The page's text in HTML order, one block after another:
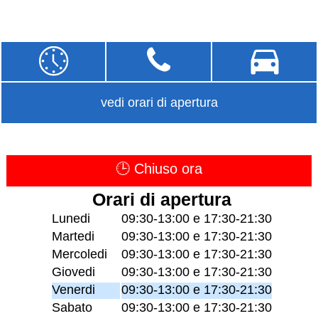
vedi orari di apertura
🕒 Chiuso ora
Orari di apertura
Lunedi
09:30-13:00 e 17:30-21:30
Martedi
09:30-13:00 e 17:30-21:30
Mercoledi
09:30-13:00 e 17:30-21:30
Giovedi
09:30-13:00 e 17:30-21:30
Venerdi
09:30-13:00 e 17:30-21:30
Sabato
09:30-13:00 e 17:30-21:30